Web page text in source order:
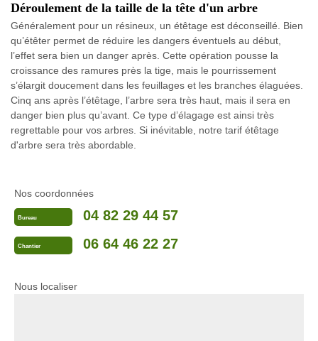
Déroulement de la taille de la tête d'un arbre
Généralement pour un résineux, un étêtage est déconseillé. Bien
qu’étêter permet de réduire les dangers éventuels au début,
l’effet sera bien un danger après. Cette opération pousse la
croissance des ramures près la tige, mais le pourrissement
s’élargit doucement dans les feuillages et les branches élaguées.
Cinq ans après l’étêtage, l’arbre sera très haut, mais il sera en
danger bien plus qu’avant. Ce type d’élagage est ainsi très
regrettable pour vos arbres. Si inévitable, notre tarif étêtage
d'arbre sera très abordable.
Nos coordonnées
Bureau 04 82 29 44 57
Chantier 06 64 46 22 27
Nous localiser